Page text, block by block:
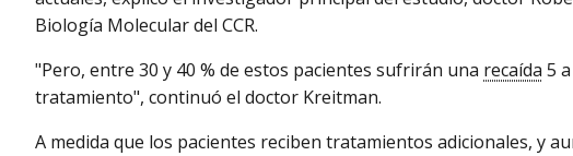
Biología Molecular del CCR.
"Pero, entre 30 y 40 % de estos pacientes sufrirán una recaída 5
tratamiento", continuó el doctor Kreitman.
A medida que los pacientes reciben tratamientos adicionales, y